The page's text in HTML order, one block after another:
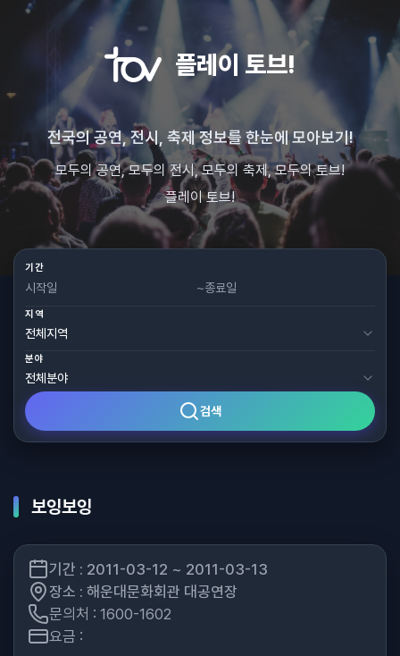
플레이 토브!
전국의 공연, 전시, 축제 정보를 한눈에 모아보기!
모두의 공연, 모두의 전시, 모두의 축제, 모두의 토브!
플레이 토브!
기간
~
지역
분야
검색
보잉보잉
기간 : 2011-03-12 ~ 2011-03-13
장소 : 해운대문화회관 대공연장
문의처 : 1600-1602
요금 :